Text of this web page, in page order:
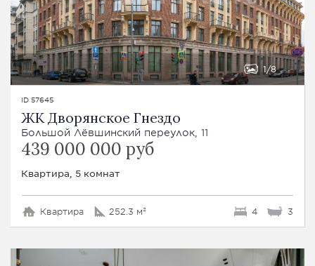
1 8
ID 57645
ЖК Дворянское Гнездо
Большой Лёвшинский переулок, 11
439 000 000 руб
Квартира, 5 комнат
Квартира 252.3 м² 4 3